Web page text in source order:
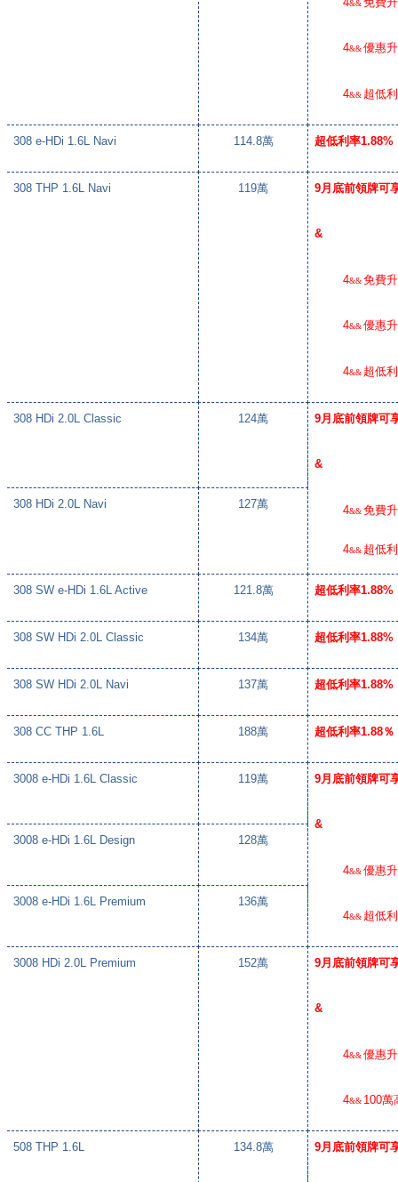
&&
4&&優惠
4&& 超低
308 e-HDi 1.6L Navi 114.8萬 超低利率1.88%
308 THP 1.6L Navi 119萬 9月底前領牌可
&
4&&免費
4&&優惠
4&& 超低
308 HDi 2.0L Classic 124萬 9月底前領牌可
&
4&&免費
4&& 超低
308 HDi 2.0L Navi 127萬
308 SW e-HDi 1.6L Active 121.8萬 超低利率1.88%
308 SW HDi 2.0L Classic 134萬 超低利率1.88%
308 SW HDi 2.0L Navi 137萬 超低利率1.88%
308 CC THP 1.6L 188萬 超低利率1.88％
3008 e-HDi 1.6L Classic 119萬 9月底前領牌可
&
4&&優惠
4&& 超低
3008 e-HDi 1.6L Design 128萬
3008 e-HDi 1.6L Premium 136萬
3008 HDi 2.0L Premium 152萬 9月底前領牌可
&
4&&優惠
4&& 100萬
508 THP 1.6L 134.8萬 9月底前領牌可